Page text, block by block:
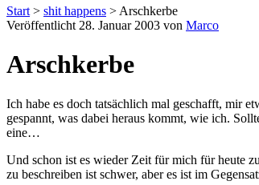
Start > shit happens > Arschkerbe
Veröffentlicht 28. Januar 2003 von Marco
Arschkerbe
Ich habe es doch tatsächlich mal geschafft, mir
gespannt, was dabei heraus kommt, wie ich.
eine…
Und schon ist es wieder Zeit für mich für heute
zu beschreiben ist schwer, aber es ist im